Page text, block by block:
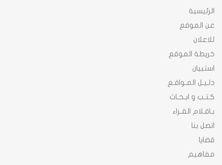
الرئيسية
عن الموقع
للاعلان
خريطة الموقع
استبيان
دلـيـل المـواقـع
كـتـب و ابـحـاث
بـاقـلام القـراء
اتصل بنا
قضايا
مفاهيم